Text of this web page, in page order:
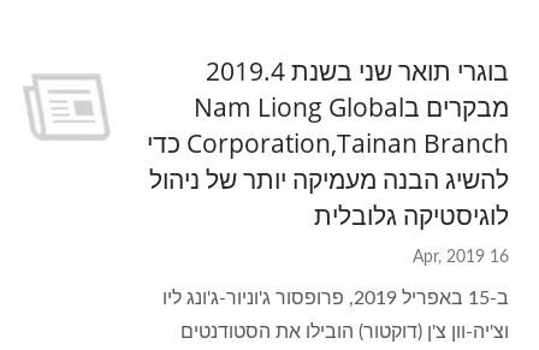
בוגרי תואר שני בשנת 2019.4
מבקרים בNam Liong Global
Corporation,Tainan Branch כדי
להשיג הבנה מעמיקה יותר של ניהול
לוגיסטיקה גלובלית
16 Apr, 2019
ב-15 באפריל 2019, פרופסור ג'וניור-ג'ונג ליו
וצ'יה-וון צ'ן (דוקטור) הובילו את הסטודנטים